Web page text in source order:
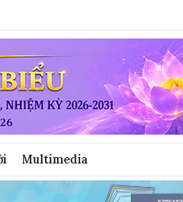
Multimedia